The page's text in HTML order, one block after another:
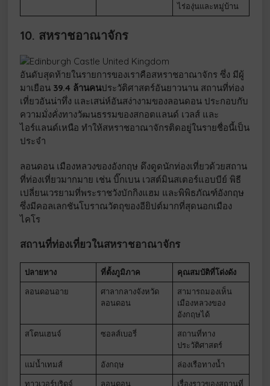
ไร่องุ่นและหมู่บ้าน
10. สหราชอาณาจักร
อันดับสุดท้ายในรายการของเราคือสหราชอาณาจักร ซึ่ง มีผู้
มาเยือน 39.4 ล้านคนประวัติศาสตร์อันยาวนาน สถานที่ท่อง
เที่ยวอันน่าทึ่ง และเสน่ห์อันสง่างามของลอนดอน ประกอบกับ
ความมั่งคั่งทางวัฒนธรรมของสกอตแลนด์ เวลส์ และ
ไอร์แลนด์เหนือ ทำให้สหราชอาณาจักรติดอยู่ในรายชื่อนี้เป็น
ประจำ
ลอนดอน เมืองหลวงของอังกฤษ ดึงดูดนักท่องเที่ยวด้วยสถาน
ที่ท่องเที่ยวมากมาย เช่น บิ๊กเบน เวสต์มินสเตอร์แอบบีย์ พิธี
เปลี่ยนเวรยามที่พระราชวังบักกิงแฮม และพิพิธภัณฑ์อังกฤษ
ซึ่งมีคอลเลกชันโบราณวัตถุของอียิปต์มากที่สุดนอกเมือง
ไคโร
สถานที่ท่องเที่ยวในสหราชอาณาจักร
ปลายทาง ที่ตั้งภูมิภาค
คุณสมบัติที่โด่งดัง
ลอนดอนอาย
ศาลากลางจังหวัด
ลอนดอน
สามารถมองเห็น
เมืองหลวงของ
อังกฤษได้
สโตนเฮนจ์
ซอลส์เบอรี่
สถานที่ทาง
ประวัติศาสตร์
แม่น้ำเทมส์
อังกฤษ
ล่องเรือทางน้ำ
ทาวเวอร์บริดจ์
ลอนดอน
เรื่องราวของสถานที่